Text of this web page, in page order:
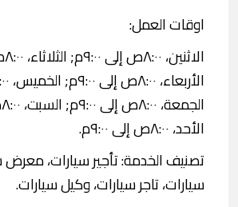
اوقات العمل:
الأحد، ٨:٠٠ص إلى ٩:٠٠م.
تصنيف الخدمة: تأجير سيارات، معرض
سيارات، تاجر سيارات، وكيل سيارات.